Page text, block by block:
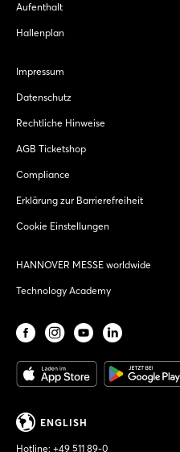
Aufenthalt
Hallenplan
Impressum
Datenschutz
Rechtliche Hinweise
AGB Ticketshop
Compliance
Erklärung zur Barrierefreiheit
Cookie Einstellungen
HANNOVER MESSE worldwide
Technology Academy
ENGLISH
Hotline: +49 511 89-0